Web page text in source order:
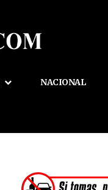
NACIONAL